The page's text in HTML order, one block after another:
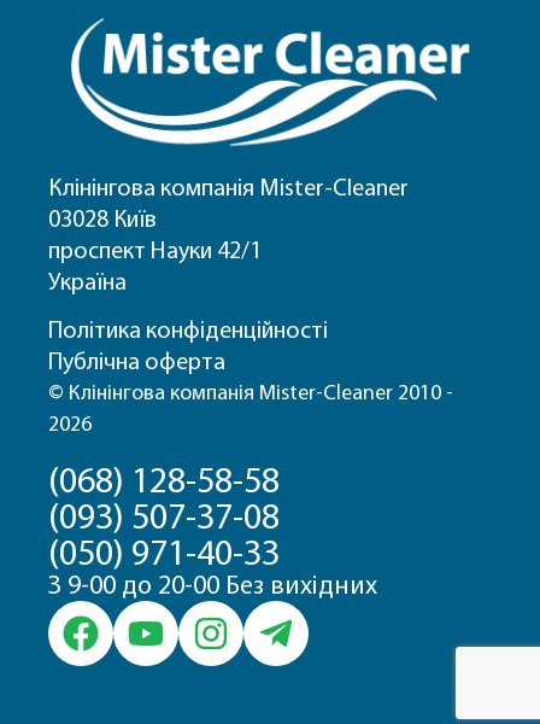
Клінінгова компанія Mister-Cleaner
03028 Київ
проспект Науки 42/1
Україна
Політика конфіденційності
Публічна оферта
© Клінінгова компанія Mister-Cleaner 2010 -
2026
(068) 128-58-58
(093) 507-37-08
(050) 971-40-33
З 9-00 до 20-00 Без вихідних